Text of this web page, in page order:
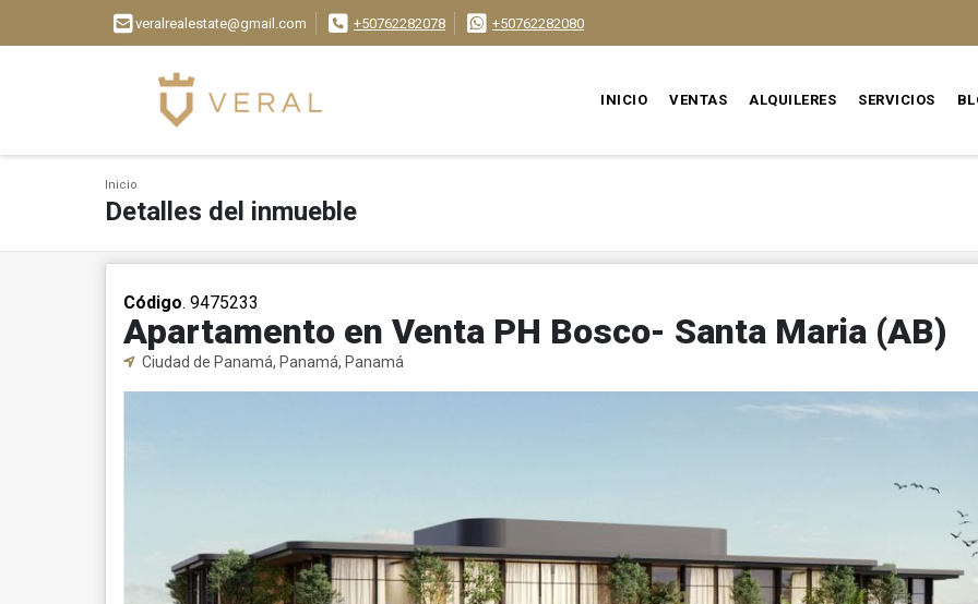
veralrealestate@gmail.com +50762282078 +50762282080
INICIO VENTAS ALQUILERES SERVICIOS
Inicio
Detalles del inmueble
Código. 9475233
Apartamento en Venta PH Bosco- Santa Maria (AB)
Ciudad de Panamá, Panamá, Panamá